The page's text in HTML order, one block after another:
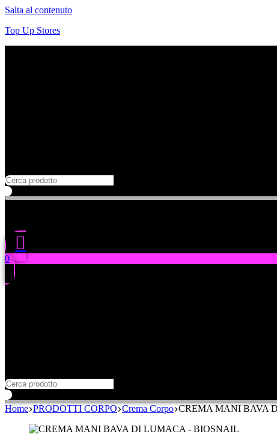
Salta al contenuto
Top Up Stores
0
Home PRODOTTI CORPO Crema Corpo CREMA MANI BAVA